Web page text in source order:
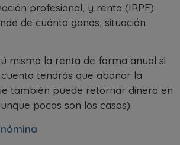
profesional, y renta (IRPF)
de cuánto ganas, situación
mismo la renta de forma anual si
tendrás que abonar la
también puede retornar dinero en
pocos son los casos).